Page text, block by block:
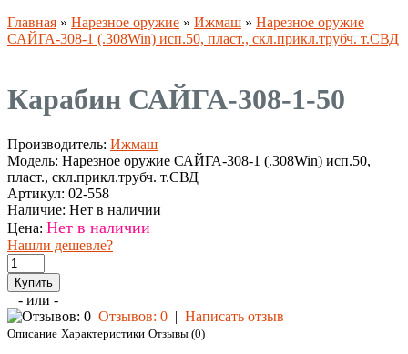
Главная » Нарезное оружие » Ижмаш » Нарезное оружие
САЙГА-308-1 (.308Win) исп.50, пласт., скл.прикл.трубч. т.СВД
Карабин САЙГА-308-1-50
Производитель: Ижмаш
Модель: Нарезное оружие САЙГА-308-1 (.308Win) исп.50,
пласт., скл.прикл.трубч. т.СВД
Артикул: 02-558
Наличие: Нет в наличии
Цена: Нет в наличии
Нашли дешевле?
- или -
Отзывов: 0 | Написать отзыв
Описание Характеристики Отзывы (0)